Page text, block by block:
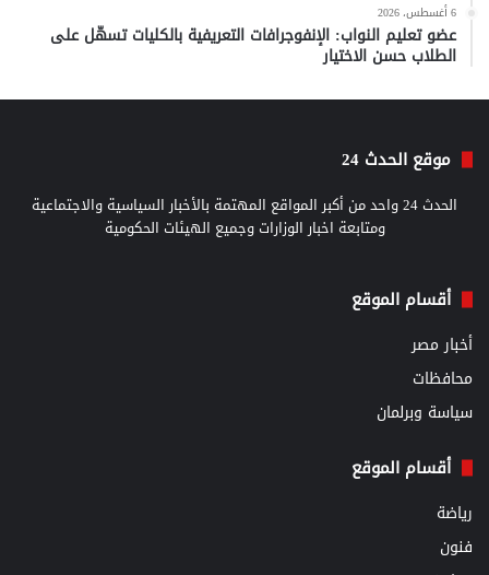
6 أغسطس، 2026
عضو تعليم النواب: الإنفوجرافات التعريفية بالكليات تسهّل على
الطلاب حسن الاختيار
موقع الحدث 24
الحدث 24 واحد من أكبر المواقع المهتمة بالأخبار السياسية والاجتماعية
ومتابعة اخبار الوزارات وجميع الهيئات الحكومية
أقسام الموقع
أخبار مصر
محافظات
سياسة وبرلمان
أقسام الموقع
رياضة
فنون